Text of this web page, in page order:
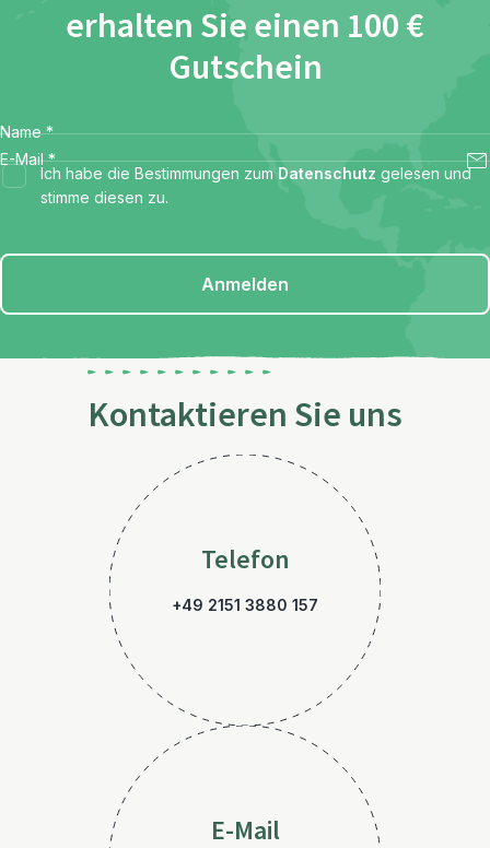
erhalten Sie einen 100 €
Gutschein
Name *
E-Mail *
Ich habe die Bestimmungen zum Datenschutz gelesen und
stimme diesen zu.
Anmelden
Kontaktieren Sie uns
Telefon
+49 2151 3880 157
E-Mail